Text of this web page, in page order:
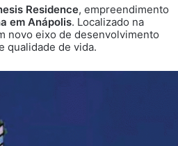
Residence, empreendimento
em Anápolis. Localizado na
novo eixo de desenvolvimento
qualidade de vida.